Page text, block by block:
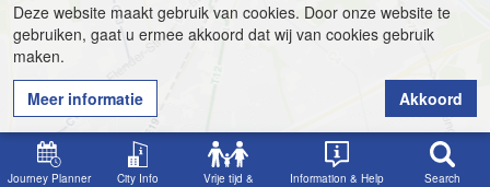
Journey Planner City Info
Vrije tijd &
Information & Help Search
Deze website maakt gebruik van cookies. Door onze website te
gebruiken, gaat u ermee akkoord dat wij van cookies gebruik
maken.
Meer informatie
Akkoord